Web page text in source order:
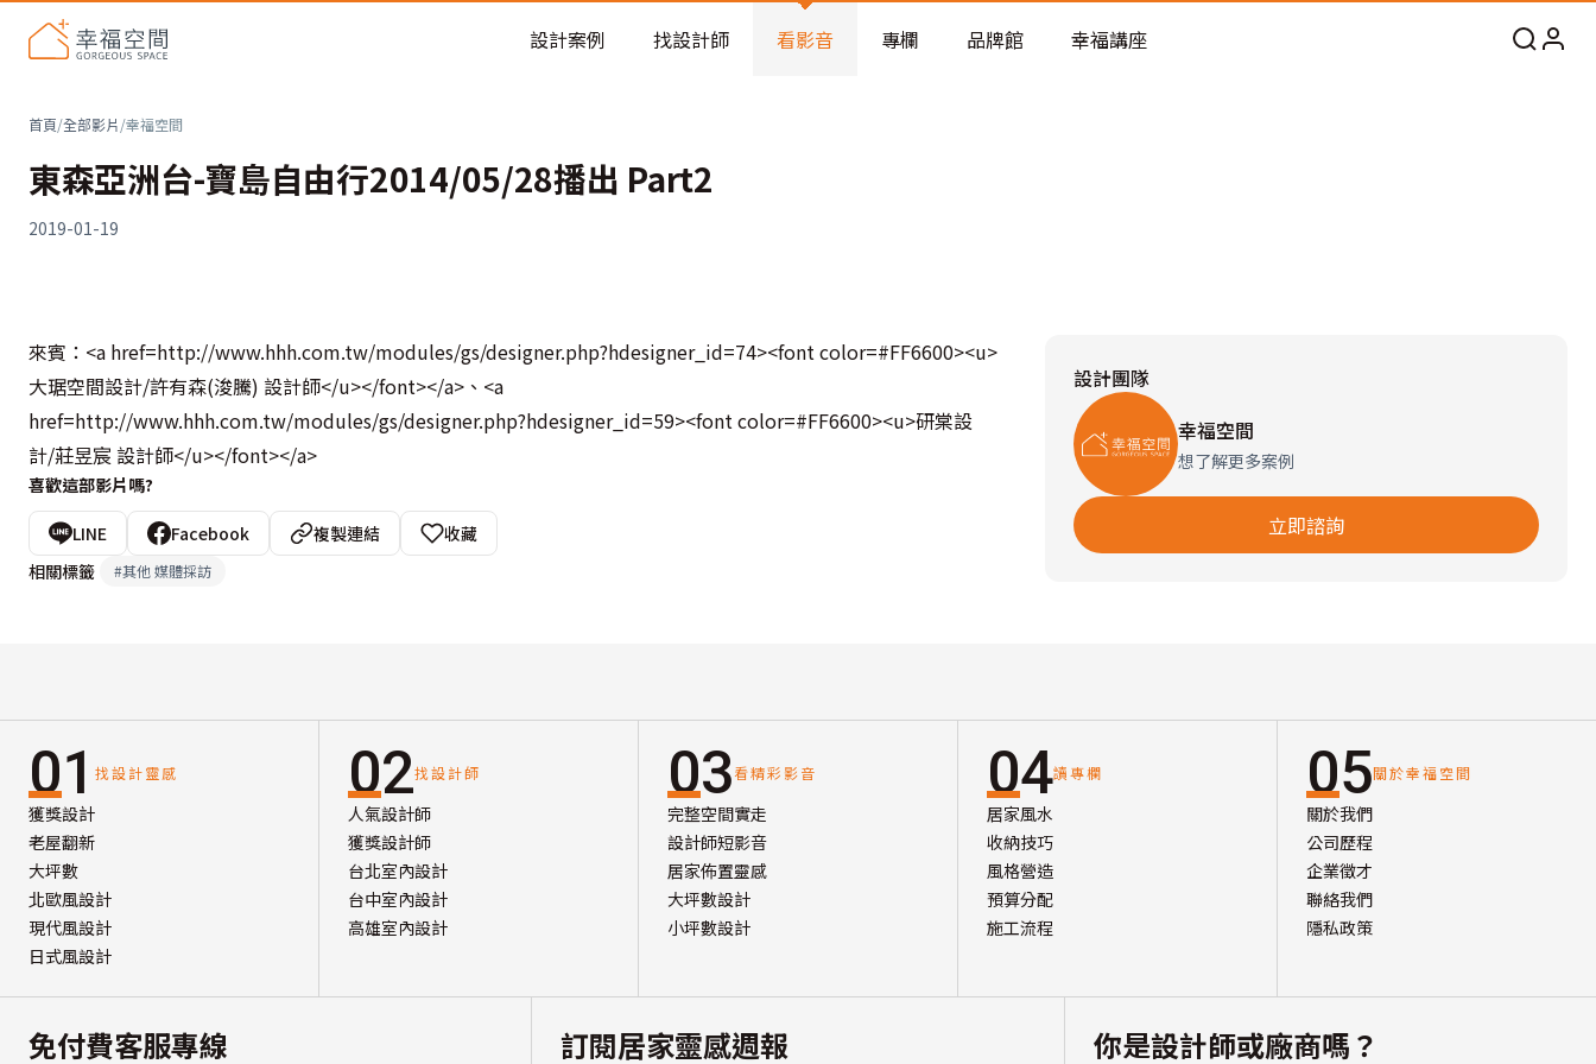
老屋預算分配與高 CP 值煥新術
設計案例 找設計師 看影音 專欄 品牌館 幸福講座
首頁/全部影片/幸福空間
東森亞洲台-寶島自由行2014/05/28播出 Part2
2019-01-19
來賓：<a href=http://www.hhh.com.tw/modules/gs/designer.php?hdesigner_id=74><font color=#FF6600><u>
大琚空間設計/許有森(浚騰) 設計師</u></font></a>、<a
href=http://www.hhh.com.tw/modules/gs/designer.php?hdesigner_id=59><font color=#FF6600><u>研棠設
計/莊昱宸 設計師</u></font></a>
喜歡這部影片嗎?
LINE Facebook 複製連結
收藏
相關標籤
#其他 媒體採訪
設計團隊
幸福空間
想了解更多案例
立即諮詢
01 找設計靈感
獲獎設計
老屋翻新
大坪數
北歐風設計
現代風設計
日式風設計
02找設計師
人氣設計師
獲獎設計師
台北室內設計
台中室內設計
高雄室內設計
03看精彩影音
完整空間實走
設計師短影音
居家佈置靈感
大坪數設計
小坪數設計
04讀專欄
居家風水
收納技巧
風格營造
預算分配
施工流程
05關於幸福空間
關於我們
公司歷程
企業徵才
聯絡我們
隱私政策
免付費客服專線 訂閱居家靈感週報 你是設計師或廠商嗎？